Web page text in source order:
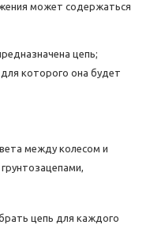
может содержаться
цепь;
которого она будет
между колесом и
цепь для каждого